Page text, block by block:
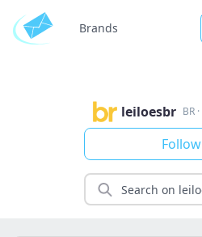
Brands
leiloesbr BR ·
Follow